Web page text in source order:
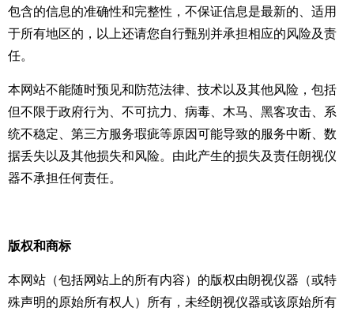
包含的信息的准确性和完整性，不保证信息是最新的、适用
于所有地区的，以上还请您自行甄别并承担相应的风险及责
任。
本网站不能随时预见和防范法律、技术以及其他风险，包括
但不限于政府行为、不可抗力、病毒、木马、黑客攻击、系
统不稳定、第三方服务瑕疵等原因可能导致的服务中断、数
据丢失以及其他损失和风险。由此产生的损失及责任朗视仪
器不承担任何责任。
版权和商标
本网站（包括网站上的所有内容）的版权由朗视仪器（或特
殊声明的原始所有权人）所有，未经朗视仪器或该原始所有